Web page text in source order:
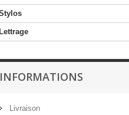
Lettrage
INFORMATIONS
Livraison